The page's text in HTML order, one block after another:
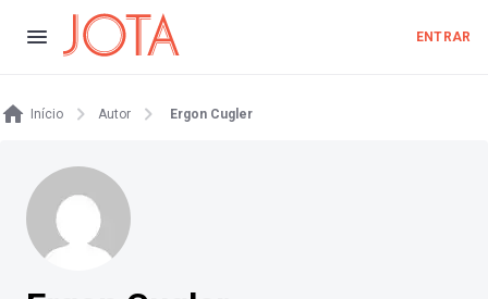
ENTRAR
Início Autor Ergon Cugler